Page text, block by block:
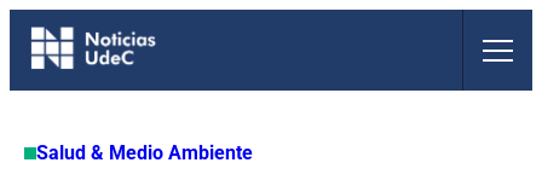
Saltar
Salud & Medio Ambiente